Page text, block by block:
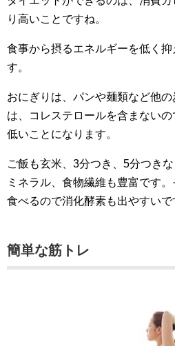
り高いことですね。
食事から摂るエネルギーを低く
す。
おにぎりは、パンや麺類など他
は、コレステロールを含まない
低いことになります。
ご飯も玄米、3分つき、5分つき
ミネラル、食物繊維も豊富です
食べるので消化酵素も出やすいで
簡単な筋トレ